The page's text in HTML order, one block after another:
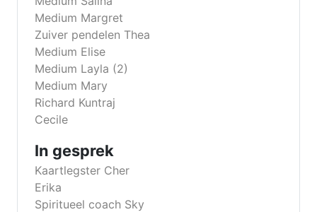
Medium Margret
Zuiver pendelen Thea
Medium Elise
Medium Layla (2)
Medium Mary
Richard Kuntraj
Cecile
In gesprek
Kaartlegster Cher
Erika
Spiritueel coach Sky